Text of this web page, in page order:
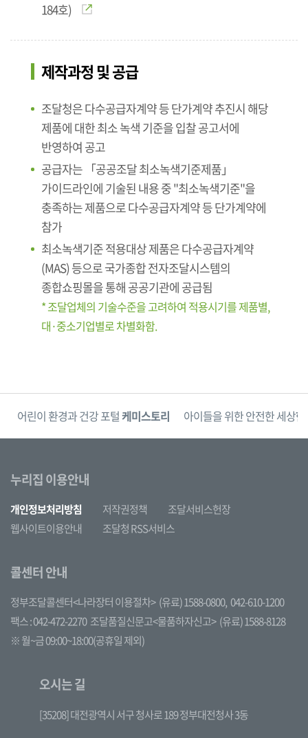
184호)
제작과정 및 공급
조달청은 다수공급자계약 등 단가계약 추진시 해당
제품에 대한 최소 녹색 기준을 입찰 공고서에
반영하여 공고
공급자는 「공공조달 최소녹색기준제품」
가이드라인에 기술된 내용 중 "최소녹색기준"을
충족하는 제품으로 다수공급자계약 등 단가계약에
참가
최소녹색기준 적용대상 제품은 다수공급자계약
(MAS) 등으로 국가종합 전자조달시스템의
종합쇼핑몰을 통해 공공기관에 공급됨
* 조달업체의 기술수준을 고려하여 적용시기를 제품별,
대·중소기업별로 차별화함.
어린이 환경과 건강 포털케미스토리 아이들을 위한 안전한 세상
누리집 이용안내
개인정보처리방침 저작권정책
조달서비스헌장
웹사이트이용안내
조달청 RSS서비스
콜센터 안내
정부조달콜센터<나라장터 이용절차> (유료) 1588-0800, 042-610-1200
팩스 : 042-472-2270 조달품질신문고<물품하자신고> (유료) 1588-8128
※ 월~금 09:00~18:00(공휴일 제외)
오시는 길
[35208] 대전광역시 서구 청사로 189 정부대전청사 3동